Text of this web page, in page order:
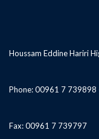
Houssam Eddine Hariri
Phone: 00961 7
Fax: 00961 7 739797